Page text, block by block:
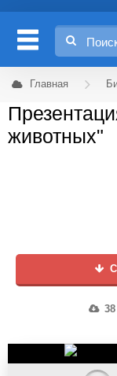
Главная
животных"
38